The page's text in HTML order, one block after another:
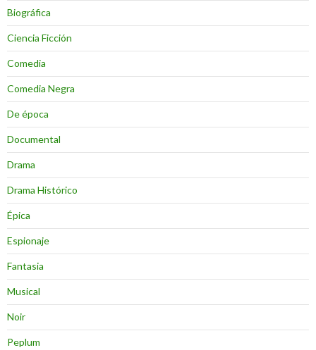
Biográfica
Ciencia Ficción
Comedia
Comedia Negra
De época
Documental
Drama
Drama Histórico
Épica
Espionaje
Fantasia
Musical
Noir
Peplum